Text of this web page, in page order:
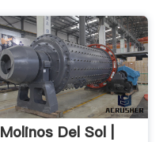
Molinos Del Sol |